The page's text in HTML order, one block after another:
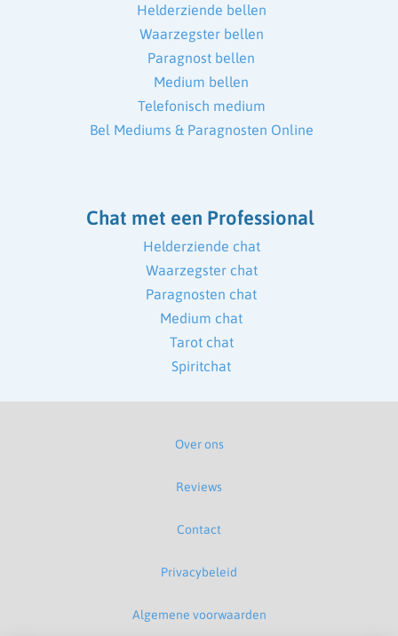
Helderziende bellen
Waarzegster bellen
Paragnost bellen
Medium bellen
Telefonisch medium
Bel Mediums & Paragnosten Online
Chat met een Professional
Helderziende chat
Waarzegster chat
Paragnosten chat
Medium chat
Tarot chat
Spiritchat
Over ons
Reviews
Contact
Privacybeleid
Algemene voorwaarden